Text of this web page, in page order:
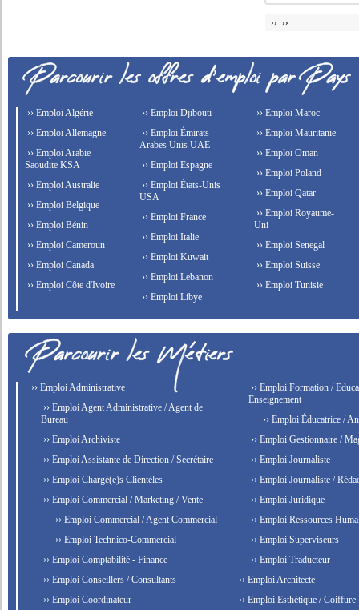
›› ››
›› Emploi Algérie
›› Emploi Allemagne
›› Emploi Arabie
Saoudite KSA
›› Emploi Australie
›› Emploi Belgique
›› Emploi Bénin
›› Emploi Cameroun
›› Emploi Canada
›› Emploi Côte d'Ivoire
›› Emploi Djibouti
›› Emploi Émirats
Arabes Unis UAE
›› Emploi Espagne
›› Emploi États-Unis
USA
›› Emploi France
›› Emploi Italie
›› Emploi Kuwait
›› Emploi Lebanon
›› Emploi Libye
›› Emploi Maroc
›› Emploi Mauritanie
›› Emploi Oman
›› Emploi Poland
›› Emploi Qatar
›› Emploi Royaume-
Uni
›› Emploi Senegal
›› Emploi Suisse
›› Emploi Tunisie
›› Emploi Administrative
›› Emploi Agent Administrative / Agent de
Bureau
›› Emploi Archiviste
›› Emploi Assistante de Direction / Secrétaire
›› Emploi Chargé(e)s Clientèles
›› Emploi Commercial / Marketing / Vente
›› Emploi Commercial / Agent Commercial
›› Emploi Technico-Commercial
›› Emploi Comptabilité - Finance
›› Emploi Conseillers / Consultants
›› Emploi Coordinateur
›› Emploi Formation /
Enseignement
›› Emploi Éducatrice /
›› Emploi Gestionnaire /
›› Emploi Journaliste
›› Emploi Journaliste /
›› Emploi Juridique
›› Emploi Ressources
›› Emploi Superviseurs
›› Emploi Traducteur
›› Emploi Architecte
›› Emploi Esthétique / Coiffure